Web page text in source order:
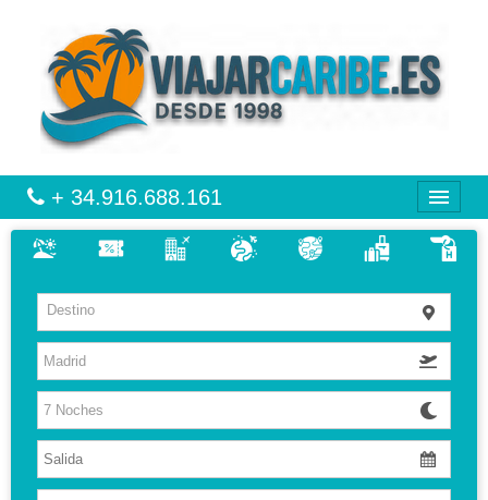
+ 34.916.688.161
VIAJES
VUELO + HOTEL
MULTIDESTINOS
HOTELES
Destino